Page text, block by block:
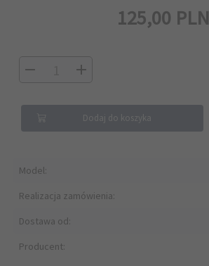
Model:
Realizacja zamówienia:
Dostawa od:
Producent:
125,00 PLN
Dodaj do koszyka